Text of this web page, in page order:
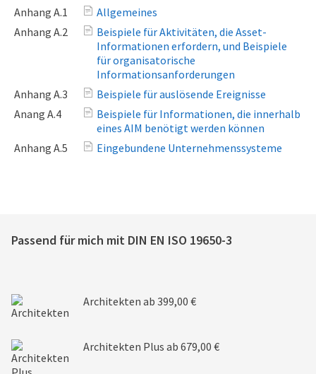
Anhang A.1
Allgemeines
Anhang A.2
Beispiele für Aktivitäten, die Asset-
Informationen erfordern, und Beispiele
für organisatorische
Informationsanforderungen
Anhang A.3
Beispiele für auslösende Ereignisse
Anang A.4
Beispiele für Informationen, die innerhalb
eines AIM benötigt werden können
Anhang A.5
Eingebundene Unternehmenssysteme
Passend für mich mit DIN EN ISO 19650-3
Architekten ab 399,00 €
Architekten Plus ab 679,00 €